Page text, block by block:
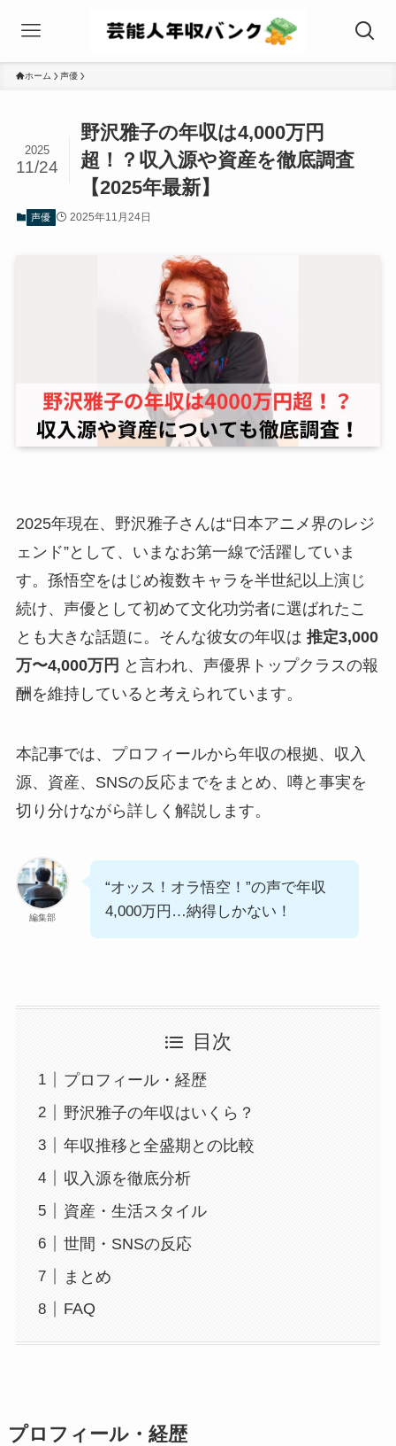
ホーム 声優
野沢雅子の年収は4,000万円
超！？収入源や資産を徹底調査
【2025年最新】
2025
11/24
声優 2025年11月24日
2025年現在、野沢雅子さんは“日本アニメ界のレジ
ェンド”として、いまなお第一線で活躍していま
す。孫悟空をはじめ複数キャラを半世紀以上演じ
続け、声優として初めて文化功労者に選ばれたこ
とも大きな話題に。そんな彼女の年収は 推定3,000
万〜4,000万円 と言われ、声優界トップクラスの報
酬を維持していると考えられています。
本記事では、プロフィールから年収の根拠、収入
源、資産、SNSの反応までをまとめ、噂と事実を
切り分けながら詳しく解説します。
編集部
“オッス！オラ悟空！”の声で年収
4,000万円…納得しかない！
目次
プロフィール・経歴
野沢雅子の年収はいくら？
年収推移と全盛期との比較
収入源を徹底分析
資産・生活スタイル
世間・SNSの反応
まとめ
FAQ
プロフィール・経歴